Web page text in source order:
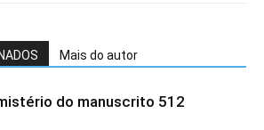
Mais do autor
do manuscrito 512